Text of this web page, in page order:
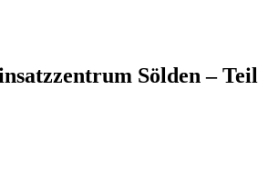
Sölden – Teil